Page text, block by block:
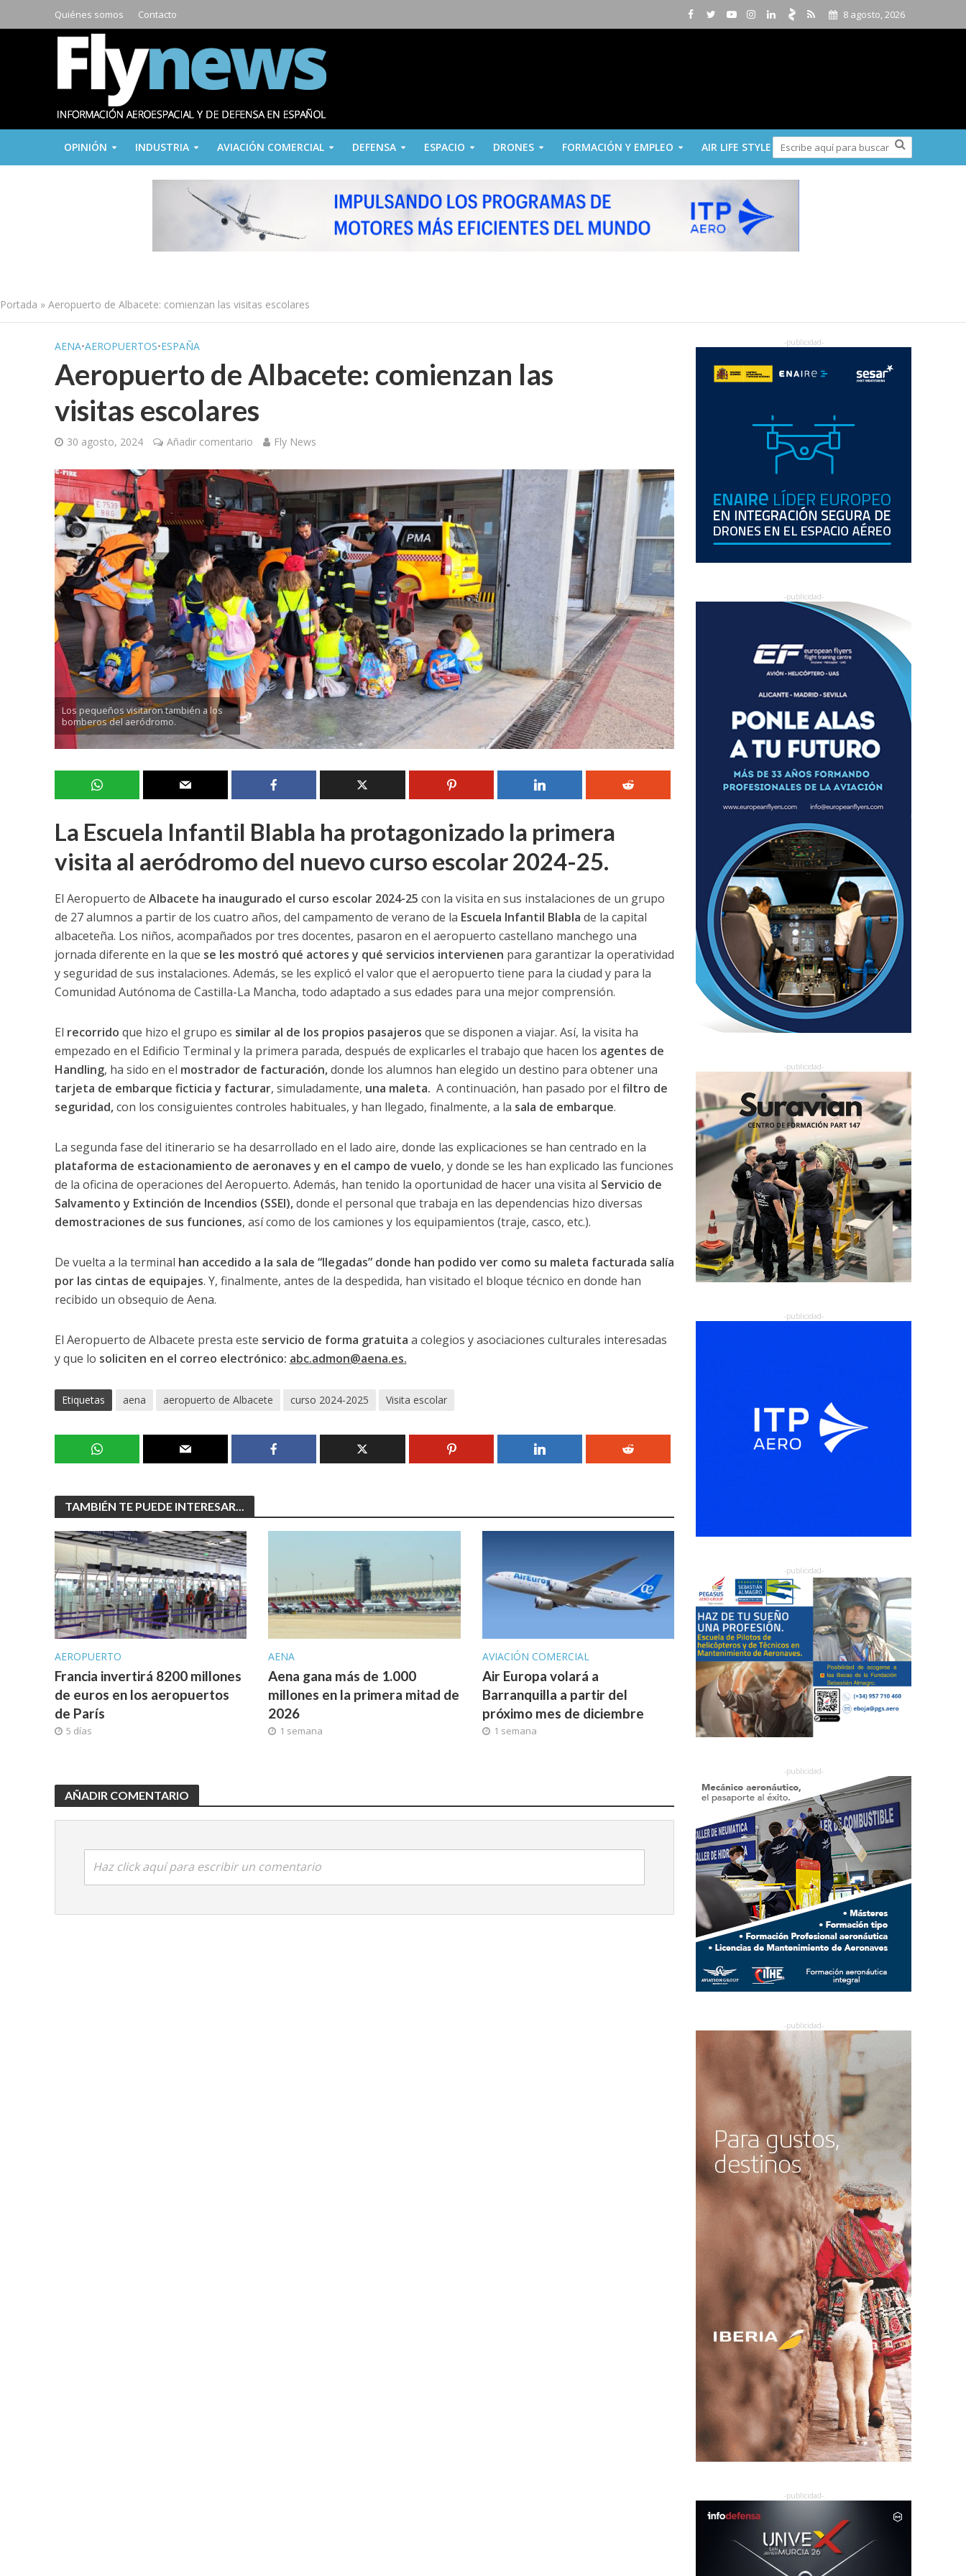
Quiénes somos Contacto 8 agosto, 2026
OPINIÓN INDUSTRIA AVIACIÓN COMERCIAL DEFENSA ESPACIO DRONES FORMACIÓN Y EMPLEO AIR LIFE STYLE
Portada » Aeropuerto de Albacete: comienzan las visitas escolares
AENA•AEROPUERTOS•ESPAÑA
Aeropuerto de Albacete: comienzan las
visitas escolares
30 agosto, 2024 Añadir comentario Fly News
Los pequeños visitaron también a los
bomberos del aeródromo.
La Escuela Infantil Blabla ha protagonizado la primera
visita al aeródromo del nuevo curso escolar 2024-25.
El Aeropuerto de Albacete ha inaugurado el curso escolar 2024-25 con la visita en sus instalaciones de un grupo
de 27 alumnos a partir de los cuatro años, del campamento de verano de la Escuela Infantil Blabla de la capital
albaceteña. Los niños, acompañados por tres docentes, pasaron en el aeropuerto castellano manchego una
jornada diferente en la que se les mostró qué actores y qué servicios intervienen para garantizar la operatividad
y seguridad de sus instalaciones. Además, se les explicó el valor que el aeropuerto tiene para la ciudad y para la
Comunidad Autónoma de Castilla-La Mancha, todo adaptado a sus edades para una mejor comprensión.
El recorrido que hizo el grupo es similar al de los propios pasajeros que se disponen a viajar. Así, la visita ha
empezado en el Edificio Terminal y la primera parada, después de explicarles el trabajo que hacen los agentes de
Handling, ha sido en el mostrador de facturación,donde los alumnos han elegido un destino para obtener una
tarjeta de embarque ficticia y facturar, simuladamente, una maleta. A continuación, han pasado por el filtro de
seguridad,con los consiguientes controles habituales, y han llegado, finalmente, a la sala de embarque.
La segunda fase del itinerario se ha desarrollado en el lado aire, donde las explicaciones se han centrado en la
plataforma de estacionamiento de aeronaves y en el campo de vuelo, y donde se les han explicado las funciones
de la oficina de operaciones del Aeropuerto. Además, han tenido la oportunidad de hacer una visita al Servicio de
Salvamento y Extinción de Incendios (SSEI),donde el personal que trabaja en las dependencias hizo diversas
demostraciones de sus funciones, así como de los camiones y los equipamientos (traje, casco, etc.).
De vuelta a la terminal han accedido a la sala de “llegadas” donde han podido ver como su maleta facturada salía
por las cintas de equipajes. Y, finalmente, antes de la despedida, han visitado el bloque técnico en donde han
recibido un obsequio de Aena.
El Aeropuerto de Albacete presta este servicio de forma gratuita a colegios y asociaciones culturales interesadas
y que lo soliciten en el correo electrónico: abc.admon@aena.es.
Etiquetas aena aeropuerto de Albacete curso 2024-2025 Visita escolar
TAMBIÉN TE PUEDE INTERESAR...
AEROPUERTO
Francia invertirá 8200 millones
de euros en los aeropuertos
de París
5 días
AENA
Aena gana más de 1.000
millones en la primera mitad de
2026
1 semana
AVIACIÓN COMERCIAL
Air Europa volará a
Barranquilla a partir del
próximo mes de diciembre
1 semana
AÑADIR COMENTARIO
Haz click aquí para escribir un comentario